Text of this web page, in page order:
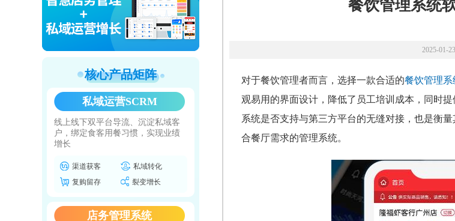
核心产品矩阵
私域运营SCRM
线上线下双平台导流、沉淀私域客
户，绑定食客用餐习惯，实现业绩
增长
渠道获客
私域转化
复购留存
裂变增长
店务管理系统
餐饮管理系统
2025-01-
对于餐饮管理者而言，选择一款合适的餐饮管理系
观易用的界面设计，降低了员工培训成本，同时
系统是否支持与第三方平台的无缝对接，也是衡
合餐厅需求的管理系统。